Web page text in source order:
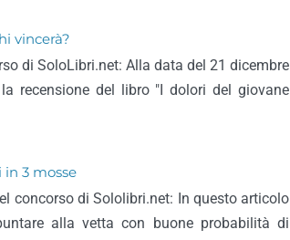
vincerà?
di SoloLibri.net: Alla data del 21 dicembre
recensione del libro "I dolori del giovane
in 3 mosse
concorso di Sololibri.net: In questo articolo
alla vetta con buone probabilità di